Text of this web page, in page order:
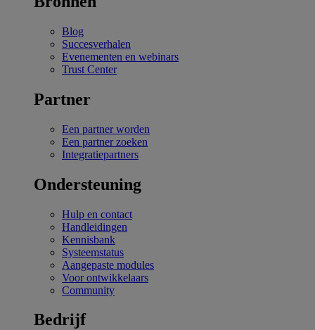
Blog
Succesverhalen
Evenementen en webinars
Trust Center
Partner
Een partner worden
Een partner zoeken
Integratiepartners
Ondersteuning
Hulp en contact
Handleidingen
Kennisbank
Systeemstatus
Aangepaste modules
Voor ontwikkelaars
Community
Bedrijf